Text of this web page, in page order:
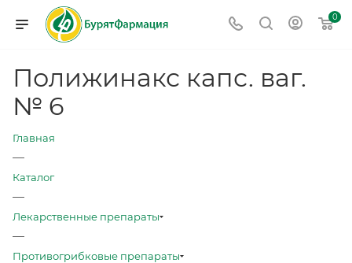
0
Полижинакс капс. ваг.
№ 6
Главная
—
Каталог
—
Лекарственные препараты
—
Противогрибковые препараты